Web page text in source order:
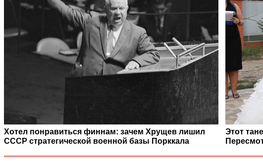
Хотел понравиться финнам: зачем Хрущев лишил
СССР стратегической военной базы Порккала
Этот